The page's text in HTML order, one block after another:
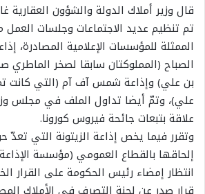
قال وزير أملاك الدولة والشؤون العقارية
تم تنظيم عديد الاجتماعات وجلسات العمل
الممثلة للمؤسسات الإعلامية المصادرة،
الصباح (المملوكتان سابقا لصخر الماطري
بن علي) وإذاعة شمس آف آم (التي كانت
علي)، وتمّ أيضا تداول الملف في مجلس
علاقة بتبعات جائحة فيروس كورونا.
إلحاقها بالقطاع العمومي (مؤسسة
انتظار إمضاء رئيس الحكومة على القرار